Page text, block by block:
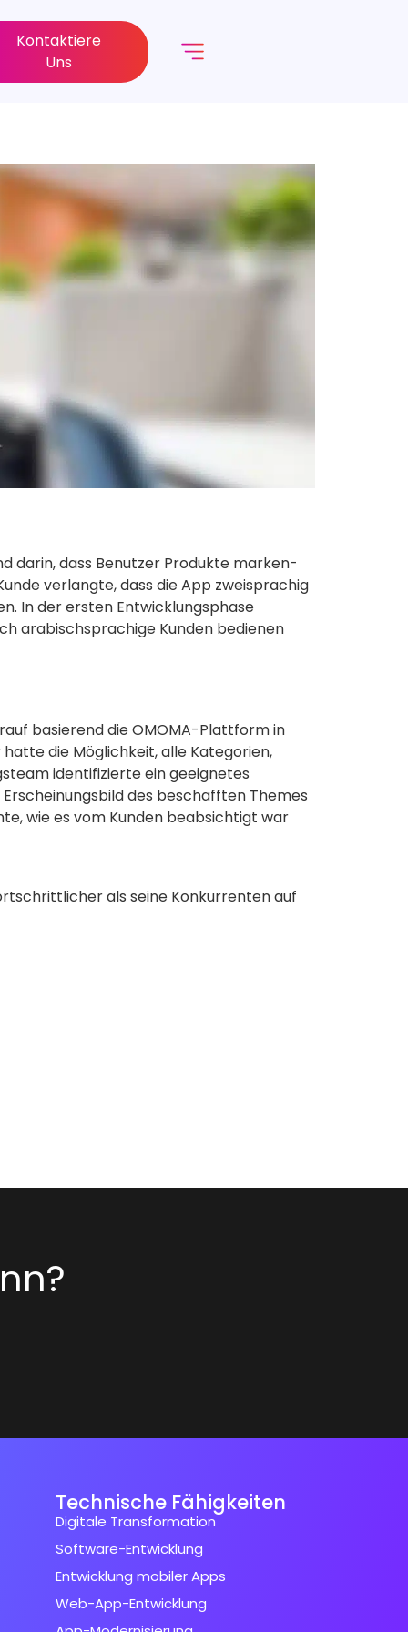
Kontaktiere
Uns
darin, dass Benutzer Produkte marken-
verlangte, dass die App zweisprachig
In der ersten Entwicklungsphase
arabischsprachige Kunden bedienen
basierend die OMOMA-Plattform in
die Möglichkeit, alle Kategorien,
identifizierte ein geeignetes
des beschafften Themes
wie es vom Kunden beabsichtigt war
als seine Konkurrenten auf
Technische Fähigkeiten
Digitale Transformation
Software-Entwicklung
Entwicklung mobiler Apps
Web-App-Entwicklung